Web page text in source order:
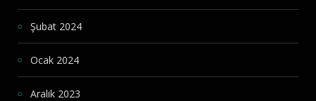
Şubat 2024
Ocak 2024
Aralık 2023